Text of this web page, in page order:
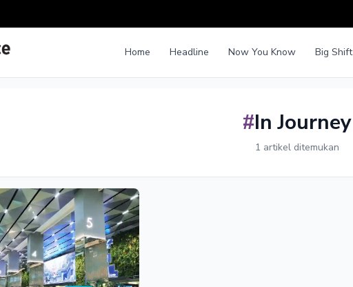
Home Headline Now You Know Big Shift
#In Journey
1 artikel ditemukan